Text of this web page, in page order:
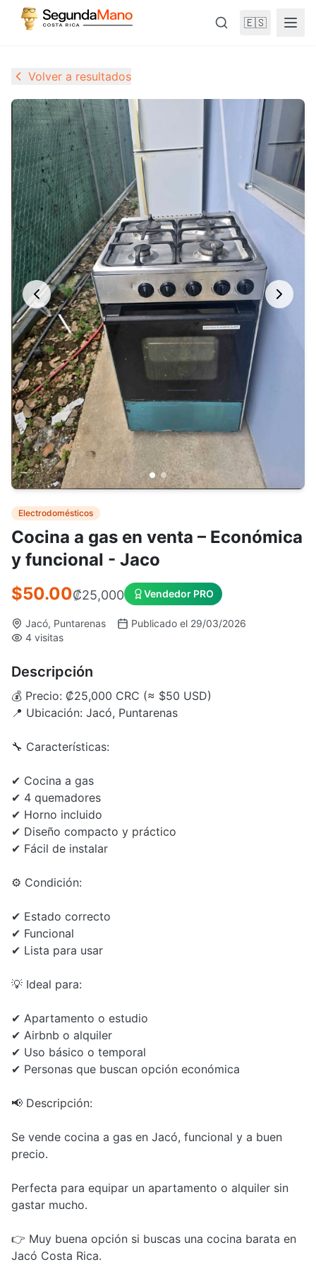
🇪🇸
Volver a resultados
Cocina a gas en venta – Económica
y funcional - Jaco
Electrodomésticos
$50.00₡25,000 Vendedor PRO
Jacó, Puntarenas
Publicado el 29/03/2026
4 visitas
Descripción
💰 Precio: ₡25,000 CRC (≈ $50 USD)
📍 Ubicación: Jacó, Puntarenas
🔧 Características:
✔ Cocina a gas
✔ 4 quemadores
✔ Horno incluido
✔ Diseño compacto y práctico
✔ Fácil de instalar
⚙️ Condición:
✔ Estado correcto
✔ Funcional
✔ Lista para usar
💡 Ideal para:
✔ Apartamento o estudio
✔ Airbnb o alquiler
✔ Uso básico o temporal
✔ Personas que buscan opción económica
📢 Descripción:
Se vende cocina a gas en Jacó, funcional y a buen
precio.
Perfecta para equipar un apartamento o alquiler sin
gastar mucho.
👉 Muy buena opción si buscas una cocina barata en
Jacó Costa Rica.